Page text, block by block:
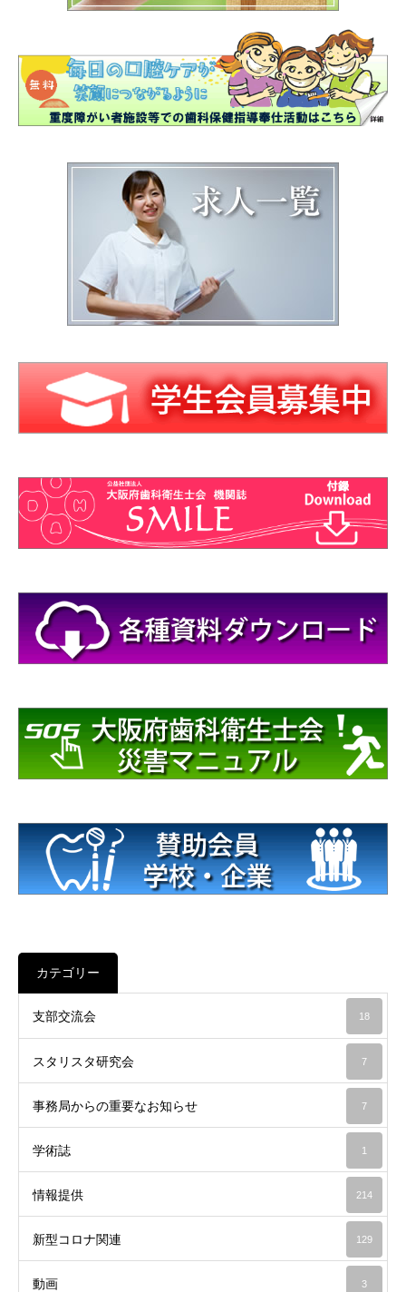
カテゴリー
支部交流会 18
スタリスタ研究会 7
事務局からの重要なお知らせ 7
学術誌 1
情報提供 214
新型コロナ関連 129
動画 3